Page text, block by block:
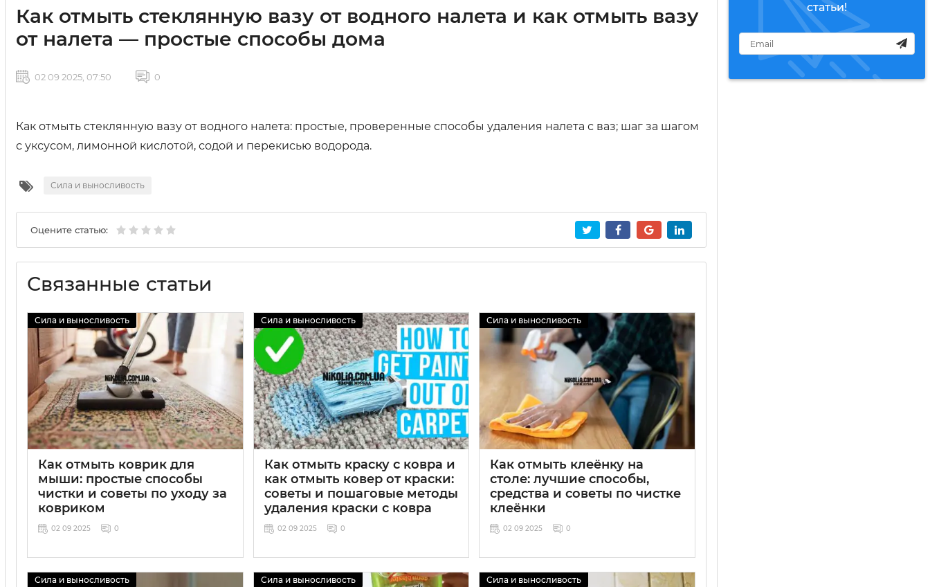
статьи!
Как отмыть стеклянную вазу от водного налета и как отмыть вазу
от налета — простые способы дома
02 09 2025, 07:50 0
Как отмыть стеклянную вазу от водного налета: простые, проверенные способы удаления налета с ваз; шаг за шагом
с уксусом, лимонной кислотой, содой и перекисью водорода.
Сила и выносливость
Оцените статью:
Связанные статьи
Сила и выносливость
Как отмыть коврик для
мыши: простые способы
чистки и советы по уходу за
ковриком
02 09 2025 0
Сила и выносливость
Как отмыть краску с ковра и
как отмыть ковер от краски:
советы и пошаговые методы
удаления краски с ковра
02 09 2025 0
Сила и выносливость
Как отмыть клеёнку на
столе: лучшие способы,
средства и советы по чистке
клеёнки
02 09 2025 0
Сила и выносливость Сила и выносливость Сила и выносливость